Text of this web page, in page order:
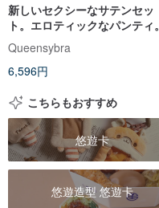
新しいセクシーなサテンセッ
ト。エロティックなパンティ。
Queensybra
6,596円
こちらもおすすめ
悠遊卡
悠遊造型 悠遊卡